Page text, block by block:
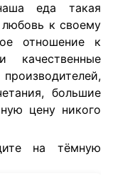
еда такая
любовь к своему
отношение к
качественные
большие
цену никого
на тёмную